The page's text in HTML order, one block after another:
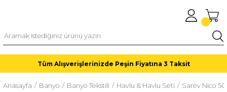
Tüm Alışverişlerinizde Peşin Fiyatına 3 Taksit
Anasayfa Banyo Banyo Tekstili Havlu & Havlu Seti Sarev Nico